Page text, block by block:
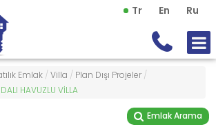
Tr En Ru
Emlak / Villa / Plan Dışı Projeler /
HAVUZLU VİLLA
Emlak Arama